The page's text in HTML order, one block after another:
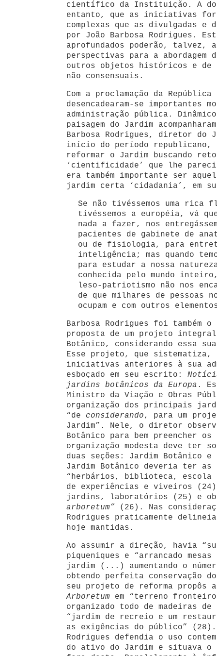
científico da Instituição. A
entanto, que as iniciativas
complexas que as divulgadas e
por João Barbosa Rodrigues.
aprofundados poderão, talvez,
perspectivas para a
outros objetos históricos e de
não consensuais.
Com a proclamação da República
desencadearam-se importantes
administração pública.
paisagem do Jardim
Barbosa Rodrigues, diretor do
início do período republicano,
reformar o Jardim buscando
‘cientificidade’ que lhe
era também importante ser
jardim certa ‘cidadania’, em
Se não tivéssemos uma rica
tivéssemos a européia, vá
nada a fazer, nos
pacientes de gabinete de
ou de fisiologia, para
inteligência; mas quando
para estudar a nossa
conhecida pelo mundo
leso-patriotismo não nos
de que milhares de pessoas
ocupam e com outros
Barbosa Rodrigues foi também
proposta de um projeto
Botânico, considerando essa
Esse projeto, que sistematiza,
iniciativas anteriores à sua
esboçado em seu escrito:
jardins botânicos da Europa .
Ministro da Viação e Obras
organização dos principais
“de considerando, para um
Jardim”. Nele, o diretor
Botânico para bem preencher os
organização modesta deve ter
duas seções: Jardim Botânico e
Jardim Botânico deveria ter
“herbários, biblioteca, escola
de experiências e viveiros
jardins, laboratórios (25) e
arboretum” (26). Nas
Rodrigues praticamente
hoje mantidas.
Ao assumir a direção, havia
piqueniques e “arrancado mesas
jardim (...) aumentando o
obtendo perfeita conservação
seu projeto de reforma propôs
Arboretum em “terreno
organizado todo de madeiras
“jardim de recreio e um
as exigências do público” (28).
Rodrigues defendia o uso
do ativo do Jardim e situava o